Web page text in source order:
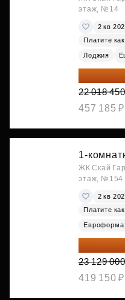
этаж, №14
2 кв
Платите
Лоджия
19 156
22 018
457 185 ₽
1-
ЖК Скай
этаж, №154
2 кв
Платите
19 197
23 129
419 150 ₽